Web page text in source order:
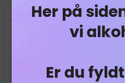
Her på
vi
Er du